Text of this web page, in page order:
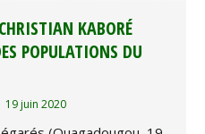
KABORÉ
POPULATIONS DU
19 juin 2020